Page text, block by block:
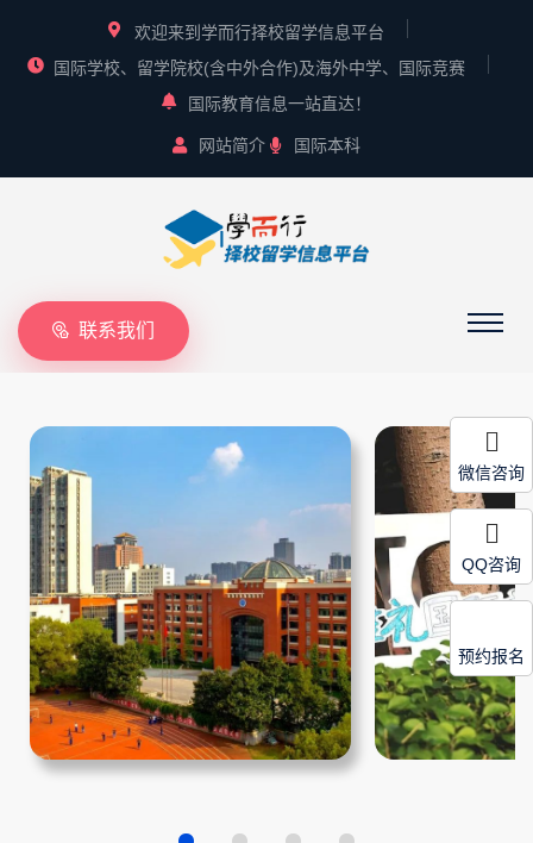
欢迎来到学而行择校留学信息平台
国际学校、留学院校(含中外合作)及海外中学、国际竞赛
国际教育信息一站直达！
网站简介 国际本科
联系我们
微信咨询
QQ咨询
预约报名